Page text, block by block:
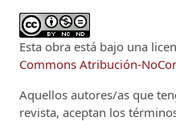
Esta obra está bajo una
Commons Atribución-
Aquellos autores/as que
revista, aceptan los